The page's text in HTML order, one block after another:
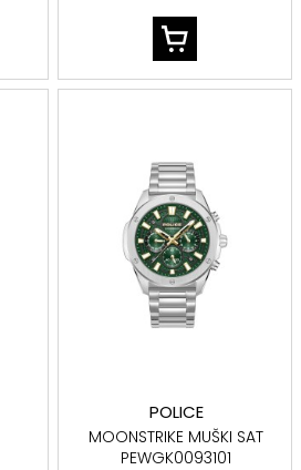
POLICE
MOONSTRIKE MUŠKI SAT
PEWGK0093101